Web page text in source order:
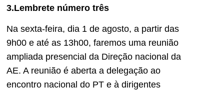
3.Lembrete número três
Na sexta-feira, dia 1 de agosto, a partir das
9h00 e até as 13h00, faremos uma reunião
ampliada presencial da Direção nacional da
AE. A reunião é aberta a delegação ao
encontro nacional do PT e à dirigentes